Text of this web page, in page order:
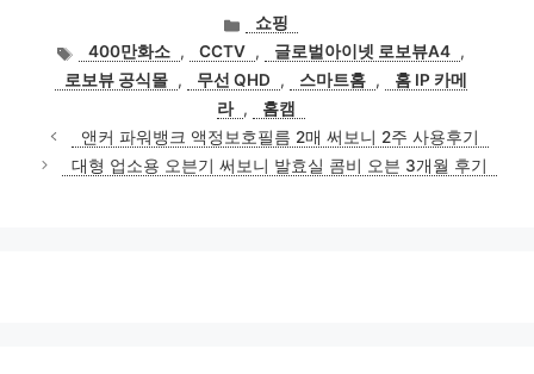
카
테
고
리
쇼핑
태
그
400만화소 , CCTV , 글로벌아이넷 로보뷰A4 ,
로보뷰 공식몰 , 무선 QHD , 스마트홈 ,
홈 IP 카메
라 ,
홈캠
앤커 파워뱅크 액정보호필름 2매 써보니 2주 사용후기
대형 업소용 오븐기 써보니 발효실 콤비 오븐 3개월 후기